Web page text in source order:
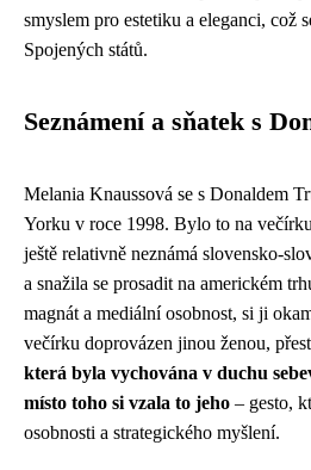
smyslem pro estetiku a eleganci,
Spojených států.
Seznámení a sňatek s
Melania Knaussová se s Donaldem
Yorku v roce 1998. Bylo to na
ještě relativně neznámá slovensko-
a snažila se prosadit na americkém
magnát a mediální osobnost, si ji
večírku doprovázen jinou ženou,
která byla vychována v duchu
místo toho si vzala to jeho – gesto,
osobnosti a strategického myšlení.